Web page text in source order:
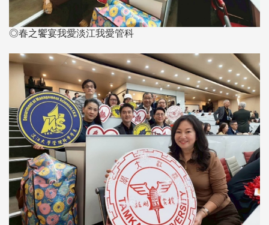
◎春之饗宴我愛淡江我愛管科